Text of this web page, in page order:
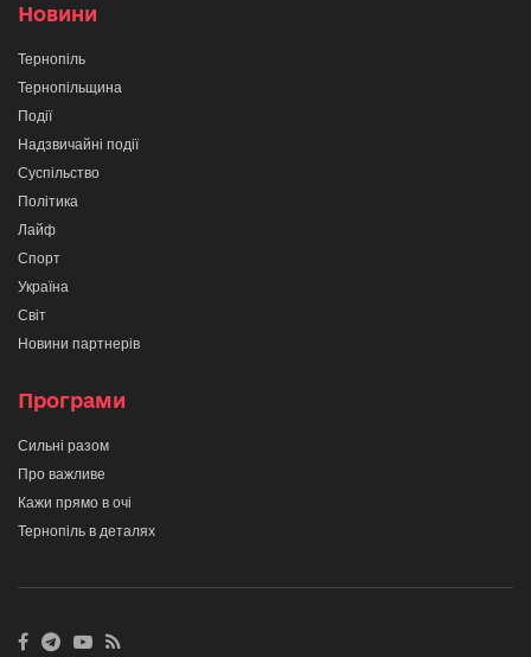
Новини
Тернопіль
Тернопільщина
Події
Надзвичайні події
Суспільство
Політика
Лайф
Спорт
Україна
Світ
Новини партнерів
Програми
Сильні разом
Про важливе
Кажи прямо в очі
Тернопіль в деталях